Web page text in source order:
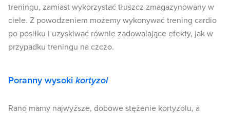
treningu, zamiast wykorzystać tłuszcz zmagazynowany w
ciele. Z powodzeniem możemy wykonywać trening cardio
po posiłku i uzyskiwać równie zadowalające efekty, jak w
przypadku treningu na czczo.
Poranny wysoki kortyzol
Rano mamy najwyższe, dobowe stężenie kortyzolu, a